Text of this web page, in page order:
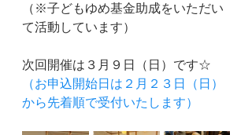
（※子どもゆめ基金助成をいただい
て活動しています）
次回開催は３月９日（日）です☆
（お申込開始日は２月２３日（日）
から先着順で受付いたします）